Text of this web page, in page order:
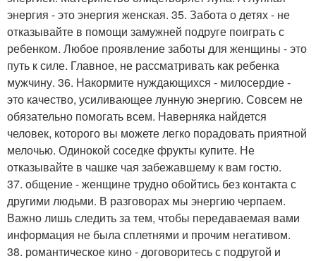
энергия - это энергия женская. 35. Забота о детях - не
отказывайте в помощи замужней подруге поиграть с
ребенком. Любое проявление заботы для женщины - это
путь к силе. Главное, не рассматривать как ребенка
мужчину. 36. Накормите нуждающихся - милосердие -
это качество, усиливающее лунную энергию. Совсем не
обязательно помогать всем. Наверняка найдется
человек, которого вы можете легко порадовать приятной
мелочью. Одинокой соседке фрукты купите. Не
отказывайте в чашке чая забежавшему к вам гостю.
37. общение - женщине трудно обойтись без контакта с
другими людьми. В разговорах мы энергию черпаем.
Важно лишь следить за тем, чтобы передаваемая вами
информация не была сплетнями и прочим негативом.
38. романтическое кино - договоритесь с подругой и